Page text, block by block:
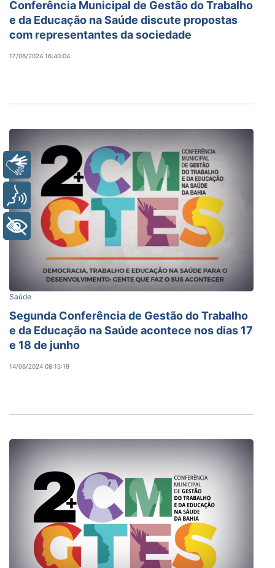
Conferência Municipal de Gestão do Trabalho
e da Educação na Saúde discute propostas
com representantes da sociedade
17/06/2024 16:40:04
Saúde
Segunda Conferência de Gestão do Trabalho
e da Educação na Saúde acontece nos dias 17
e 18 de junho
14/06/2024 08:15:19
Libras
Voz
+ Acessibilidade